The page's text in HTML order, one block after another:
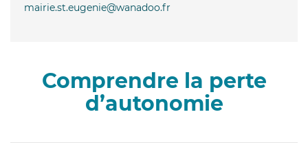
mairie.st.eugenie@wanadoo.fr
Comprendre la perte
d’autonomie